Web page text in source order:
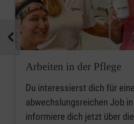
Arbeiten in der Pflege
Du interessierst dich für
abwechslungsreichen Job
informiere dich jetzt über